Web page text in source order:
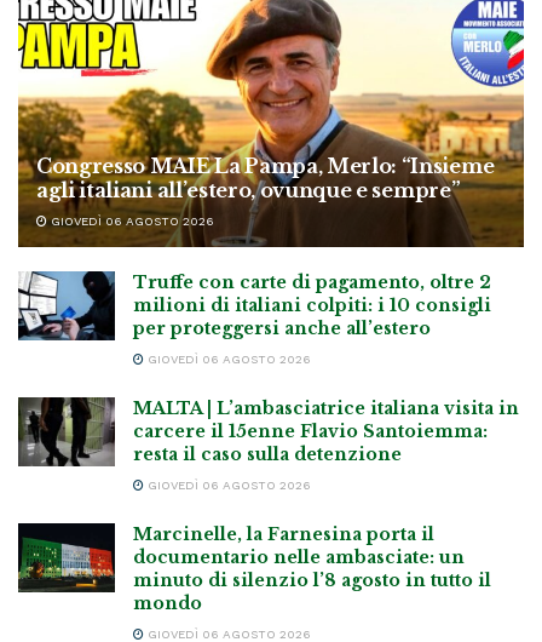
Congresso MAIE La Pampa, Merlo: “Insieme
agli italiani all’estero, ovunque e sempre”
GIOVEDÌ 06 AGOSTO 2026
Truffe con carte di pagamento, oltre 2
milioni di italiani colpiti: i 10 consigli
per proteggersi anche all’estero
GIOVEDÌ 06 AGOSTO 2026
MALTA | L’ambasciatrice italiana visita in
carcere il 15enne Flavio Santoiemma:
resta il caso sulla detenzione
GIOVEDÌ 06 AGOSTO 2026
Marcinelle, la Farnesina porta il
documentario nelle ambasciate: un
minuto di silenzio l’8 agosto in tutto il
mondo
GIOVEDÌ 06 AGOSTO 2026